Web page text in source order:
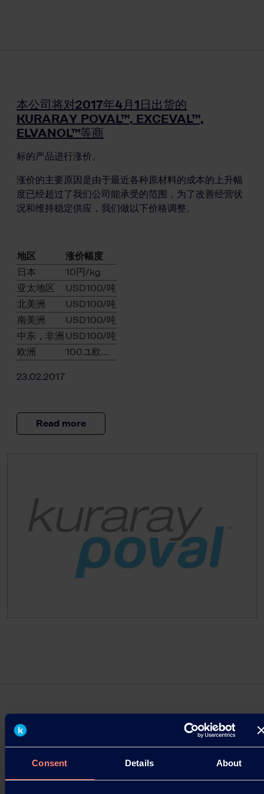
Consent Details About
本公司将对2017年4月1日出货的
KURARAY POVAL™, EXCEVAL™,
ELVANOL™等商
标的产品进行涨价。
涨价的主要原因是由于最近各种原材料的成本的上升幅
度已经超过了我们公司能承受的范围，为了改善经营状
况和维持稳定供应，我们做以下价格调整。
地区
涨价幅度
日本
10円/kg
亚太地区
USD100/吨
北美洲
USD100/吨
南美洲
USD100/吨
中东，非洲 USD100/吨
欧洲
100ユ欧…
23.02.2017
Read more
KURARAY POVAL™新产品上市
2016年2月2日，在美因河畔哈特斯海姆，Kuraray
Europe GmbH（KEG）推出一款KURARAY POVAL™